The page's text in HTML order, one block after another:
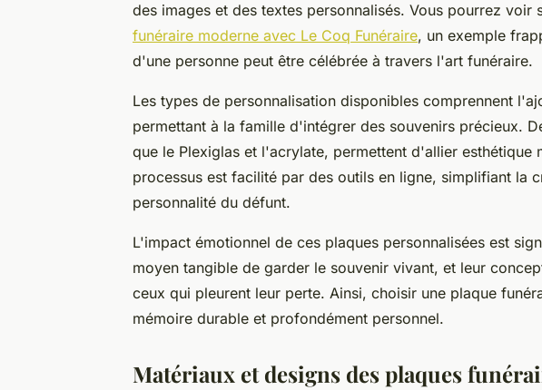
des images et des textes personnalisés. Vous pourrez voir
funéraire moderne avec Le Coq Funéraire, un exemple
d'une personne peut être célébrée à travers l'art funéraire.
Les types de personnalisation disponibles comprennent
permettant à la famille d'intégrer des souvenirs précieux.
que le Plexiglas et l'acrylate, permettent d'allier esthétique
processus est facilité par des outils en ligne, simplifiant la
personnalité du défunt.
L'impact émotionnel de ces plaques personnalisées est
moyen tangible de garder le souvenir vivant, et leur
ceux qui pleurent leur perte. Ainsi, choisir une plaque
mémoire durable et profondément personnel.
Matériaux et designs des plaques